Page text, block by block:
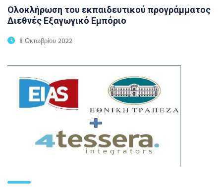
Ολοκλήρωση του εκπαιδευτικού προγράμματος
Διεθνές Εξαγωγικό Εμπόριο
8 Οκτωβρίου 2022